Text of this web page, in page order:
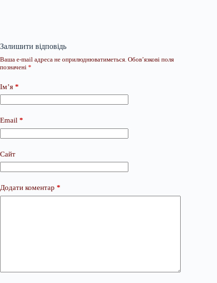
Залишити відповідь
Ваша e-mail адреса не оприлюднюватиметься. Обов’язкові поля
позначені *
Ім’я *
Email *
Сайт
Додати коментар *